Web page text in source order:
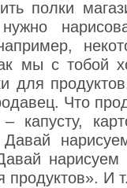
полки
мы с тобой
для
Что
капусту,
Давай
нарисуем
продуктов». И